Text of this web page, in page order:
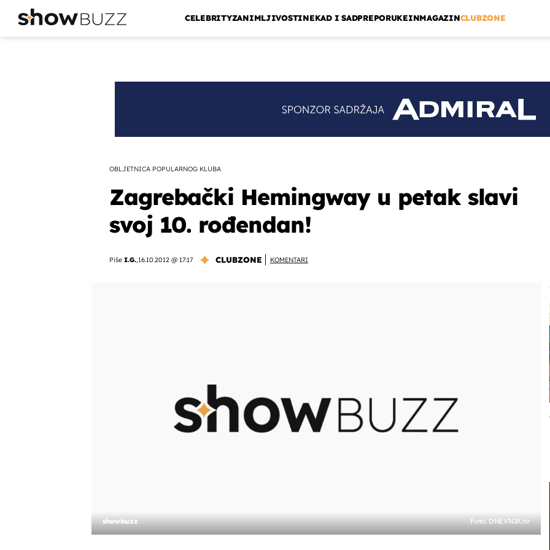
CELEBRITYZANIMLJIVOSTINEKAD I SADPREPORUKEINMAGAZINCLUBZONE
OBLJETNICA POPULARNOG KLUBA
Zagrebački Hemingway u petak slavi
svoj 10. rođendan!
Piše I.G.,16.10.2012 @ 17:17 CLUBZONE KOMENTARI
showbuzz Foto: DNEVNIK.hr